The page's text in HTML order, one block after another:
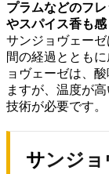
プラムなどのフレ
やスパイス香も感
サンジョヴェー
間の経過ととも
ョヴェーゼは、
ますが、温度が
技術が必要です。
サンジョヴェーゼから造られるワ